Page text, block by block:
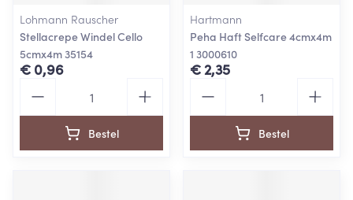
Lohmann Rauscher
Stellacrepe Windel Cello
5cmx4m 35154
€ 0,96
Bestel
Hartmann
Peha Haft Selfcare 4cmx4m
1 3000610
€ 2,35
Bestel